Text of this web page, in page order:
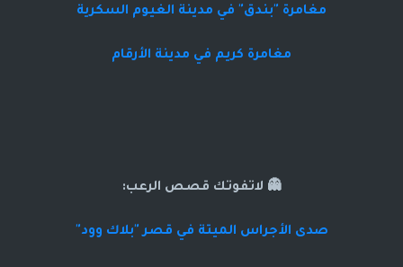
مغامرة "بندق" في مدينة الغيوم السكرية
مغامرة كريم في مدينة الأرقام
👻 لاتفوتك قصص الرعب:
صدى الأجراس الميتة في قصر "بلاك وود"